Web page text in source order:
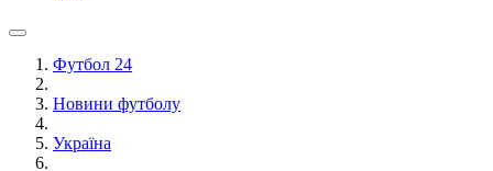
Футбол 24
Новини футболу
Україна